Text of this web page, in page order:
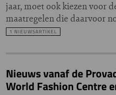
jaar, moet ook kiezen voor
maatregelen die daarvoor
1 NIEUWSARTIKEL
Nieuws vanaf de
World Fashion Centre